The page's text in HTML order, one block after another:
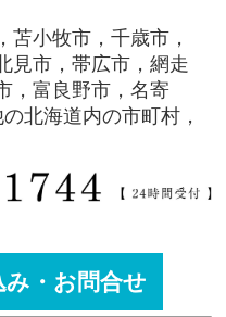
苫小牧市，千歳市，
見市，帯広市，網走
，富良野市，名寄
北海道内の市町村，
み・お問合せ